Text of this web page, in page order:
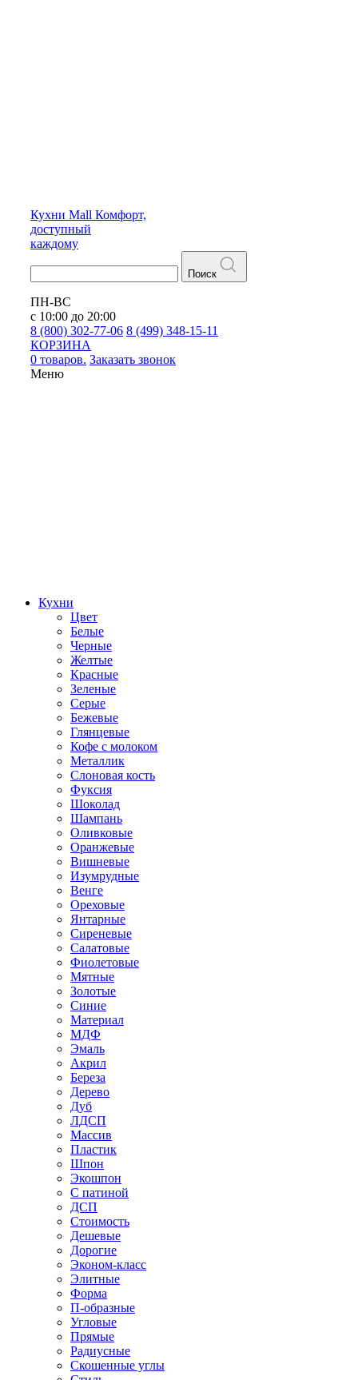
Кухни Mall Комфорт,
доступный
каждому
Поиск
ПН-ВС
с 10:00 до 20:00
8 (800) 302-77-06 8 (499) 348-15-11
КОРЗИНА
0 товаров. Заказать звонок
Меню
Кухни
Цвет
Белые
Черные
Желтые
Красные
Зеленые
Серые
Бежевые
Глянцевые
Кофе с молоком
Металлик
Слоновая кость
Фуксия
Шоколад
Шампань
Оливковые
Оранжевые
Вишневые
Изумрудные
Венге
Ореховые
Янтарные
Сиреневые
Салатовые
Фиолетовые
Мятные
Золотые
Синие
Материал
МДФ
Эмаль
Акрил
Береза
Дерево
Дуб
ЛДСП
Массив
Пластик
Шпон
Экошпон
С патиной
ДСП
Стоимость
Дешевые
Дорогие
Эконом-класс
Элитные
Форма
П-образные
Угловые
Прямые
Радиусные
Скошенные углы